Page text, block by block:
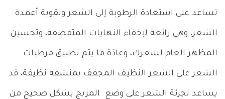
تساعد على استعادة الرطوبة إلى الشعر وتقوية أعمدة
الشعر، وهي رائعة لإخفاء النهايات المتقصفة، وتحسين
المظهر العام لشعرك، وعادًة ما يتم تطبيق مرطبات
الشعر على الشعر النظيف المجفف بمنشفة نظيفة، قد
يساعد تجزئة الشعر على وضع المزيج بشكل صحيح من